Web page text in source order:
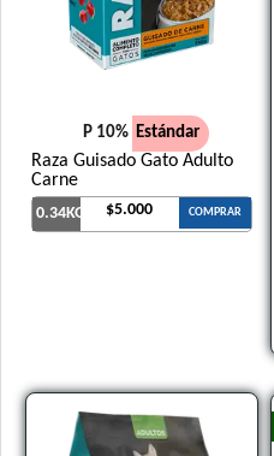
P 10% Estándar
Raza Guisado Gato Adulto
Carne
0.34KG $5.000 COMPRAR